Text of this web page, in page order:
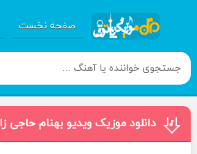
صفحه نخست
دانلود موزیک ویدیو بهنام